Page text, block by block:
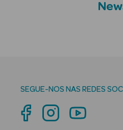
SEGUE-NOS NAS REDES